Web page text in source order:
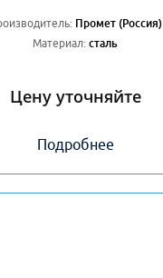
Промет (Россия)
Материал: сталь
Цену уточняйте
Подробнее